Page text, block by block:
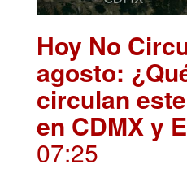
Hoy No
agosto:
circulan
en CDMX y
07:25